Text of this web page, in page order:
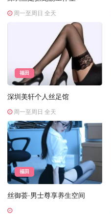
周一至周日 全天
福田
深圳美轩个人丝足馆
周一至周日 全天
福田
丝御荟·男士尊享养生空间